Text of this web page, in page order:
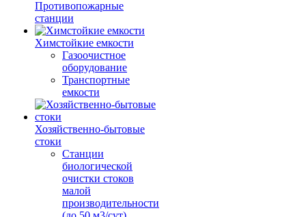
Противопожарные
станции
Химстойкие емкости
Газоочистное
оборудование
Транспортные
емкости
Хозяйственно-бытовые
стоки
Станции
биологической
очистки стоков
малой
производительности